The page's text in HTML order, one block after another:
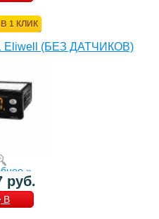
1 КЛИК
Eliwell (БЕЗ ДАТЧИКОВ)
»
руб.
В